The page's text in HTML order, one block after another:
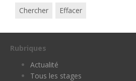
Chercher Effacer
Rubriques
Actualité
Tous les stages